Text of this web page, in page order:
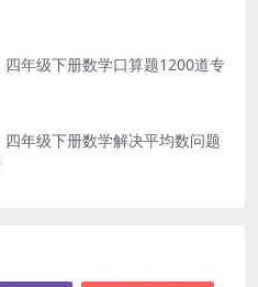
四年级下册数学口算题1200道专
年级下册数学解决平均数问题